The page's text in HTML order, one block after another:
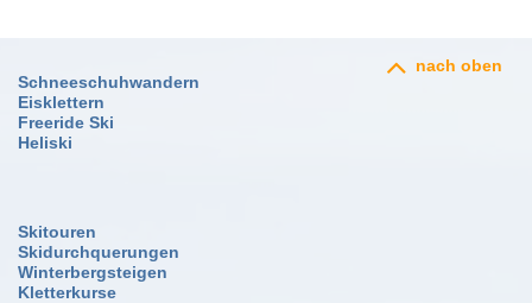
nach oben
Schneeschuhwandern
Eisklettern
Freeride Ski
Heliski
Skitouren
Skidurchquerungen
Winterbergsteigen
Kletterkurse